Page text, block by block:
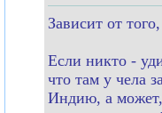
Зависит от
Если никто -
что там у чела
Индию, а